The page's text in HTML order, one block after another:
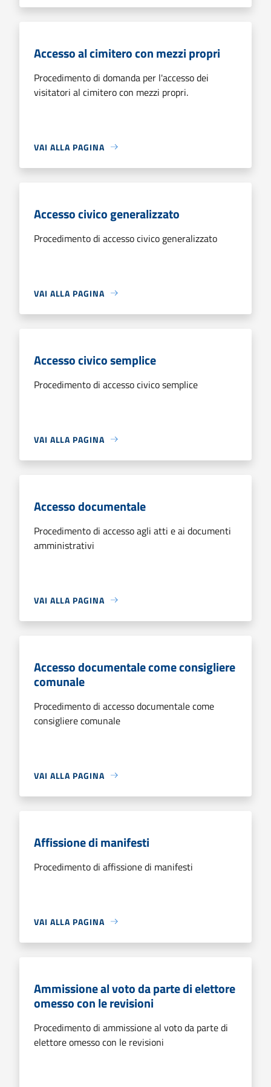
Accesso al cimitero con mezzi propri
Procedimento di domanda per l'accesso dei
visitatori al cimitero con mezzi propri.
VAI ALLA PAGINA
Accesso civico generalizzato
Procedimento di accesso civico generalizzato
VAI ALLA PAGINA
Accesso civico semplice
Procedimento di accesso civico semplice
VAI ALLA PAGINA
Accesso documentale
Procedimento di accesso agli atti e ai documenti
amministrativi
VAI ALLA PAGINA
Accesso documentale come consigliere
comunale
Procedimento di accesso documentale come
consigliere comunale
VAI ALLA PAGINA
Affissione di manifesti
Procedimento di affissione di manifesti
VAI ALLA PAGINA
Ammissione al voto da parte di elettore
omesso con le revisioni
Procedimento di ammissione al voto da parte di
elettore omesso con le revisioni